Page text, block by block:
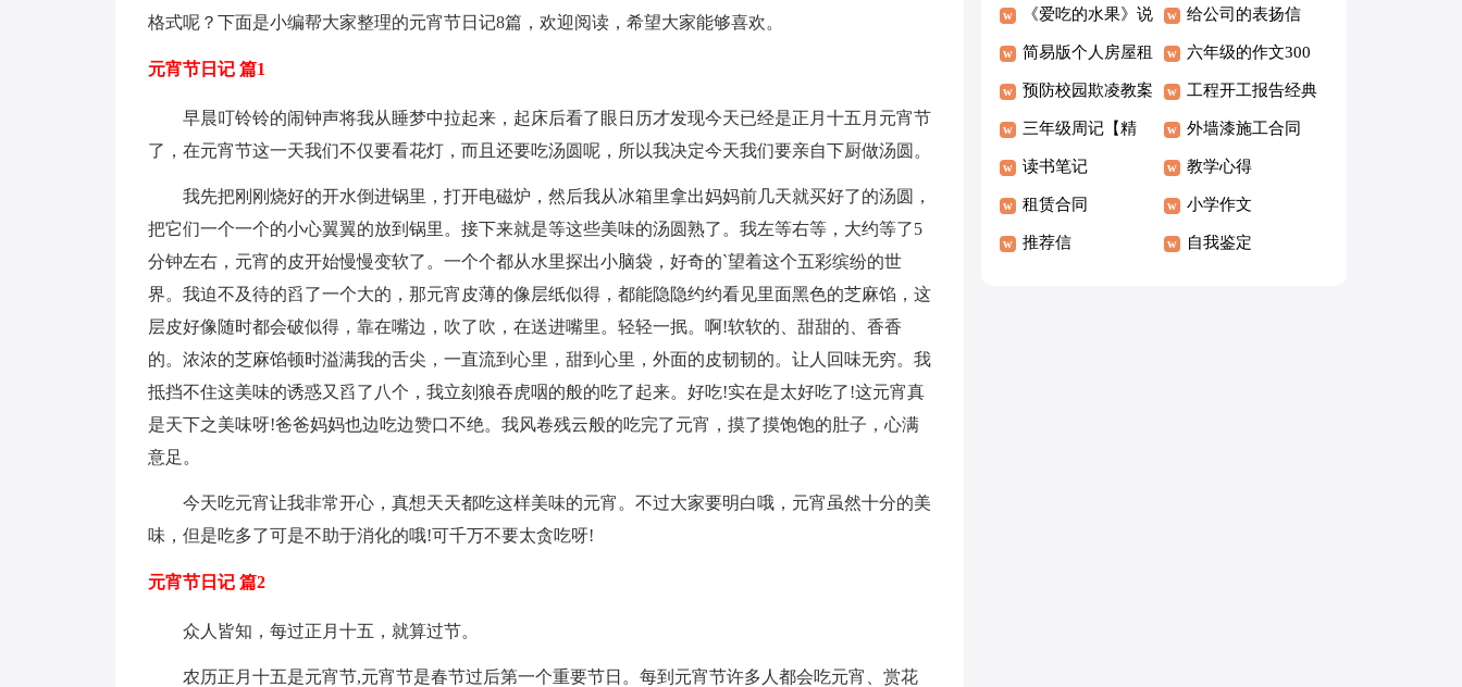
格式呢？下面是小编帮大家整理的元宵节日记8篇，欢迎阅读，希望大家能够喜欢。
元宵节日记 篇1
早晨叮铃铃的闹钟声将我从睡梦中拉起来，起床后看了眼日历才发现今天已经是正月十五月元宵节
了，在元宵节这一天我们不仅要看花灯，而且还要吃汤圆呢，所以我决定今天我们要亲自下厨做汤圆。
我先把刚刚烧好的开水倒进锅里，打开电磁炉，然后我从冰箱里拿出妈妈前几天就买好了的汤圆，
把它们一个一个的小心翼翼的放到锅里。接下来就是等这些美味的汤圆熟了。我左等右等，大约等了5
分钟左右，元宵的皮开始慢慢变软了。一个个都从水里探出小脑袋，好奇的`望着这个五彩缤纷的世
界。我迫不及待的舀了一个大的，那元宵皮薄的像层纸似得，都能隐隐约约看见里面黑色的芝麻馅，这
层皮好像随时都会破似得，靠在嘴边，吹了吹，在送进嘴里。轻轻一抿。啊!软软的、甜甜的、香香
的。浓浓的芝麻馅顿时溢满我的舌尖，一直流到心里，甜到心里，外面的皮韧韧的。让人回味无穷。我
抵挡不住这美味的诱惑又舀了八个，我立刻狼吞虎咽的般的吃了起来。好吃!实在是太好吃了!这元宵真
是天下之美味呀!爸爸妈妈也边吃边赞口不绝。我风卷残云般的吃完了元宵，摸了摸饱饱的肚子，心满
意足。
今天吃元宵让我非常开心，真想天天都吃这样美味的元宵。不过大家要明白哦，元宵虽然十分的美
味，但是吃多了可是不助于消化的哦!可千万不要太贪吃呀!
元宵节日记 篇2
众人皆知，每过正月十五，就算过节。
农历正月十五是元宵节,元宵节是春节过后第一个重要节日。每到元宵节许多人都会吃元宵、赏花
(合集15篇)
《爱吃的水果》说
课稿
给公司的表扬信
简易版个人房屋租
赁合同
六年级的作文300
字【集锦6篇】
预防校园欺凌教案 工程开工报告经典
15篇
三年级周记【精
选】
外墙漆施工合同
读书笔记 教学心得
租赁合同 小学作文
推荐信 自我鉴定